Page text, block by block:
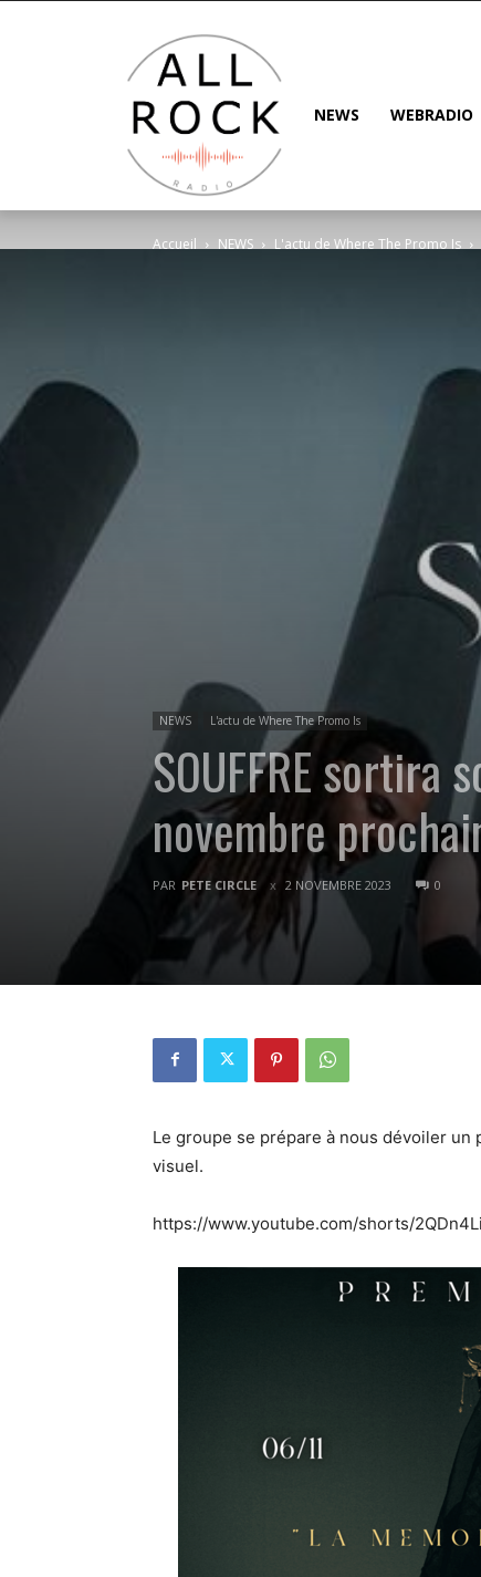
NEWS WEBRADIO
Accueil NEWS L'actu de Where The Promo Is
NEWS L'actu de Where The Promo Is
SOUFFRE sortira
novembre
PAR PETE CIRCLE 2 NOVEMBRE 2023 0
Le groupe se prépare à nous dévoiler
visuel.
https://www.youtube.com/shorts/